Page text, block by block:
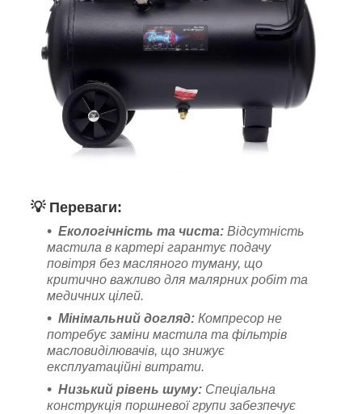
💡 Переваги:
Екологічність та чиста: Відсутність
мастила в картері гарантує подачу
повітря без масляного туману, що
критично важливо для малярних робіт та
медичних цілей.
Мінімальний догляд: Компресор не
потребує заміни мастила та фільтрів
масловиділювачів, що знижує
експлуатаційні витрати.
Низький рівень шуму: Спеціальна
конструкція поршневої групи забезпечує